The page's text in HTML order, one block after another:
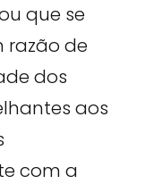
que se
razão de
dos
aos
com a